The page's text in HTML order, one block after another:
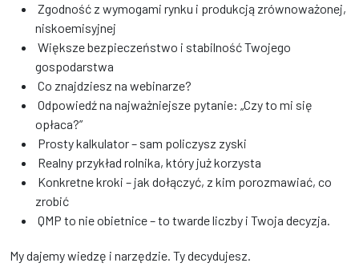
Zgodność z wymogami rynku i produkcją zrównoważonej,
niskoemisyjnej
Większe bezpieczeństwo i stabilność Twojego
gospodarstwa
Co znajdziesz na webinarze?
Odpowiedź na najważniejsze pytanie: „Czy to mi się
opłaca?”
Prosty kalkulator – sam policzysz zyski
Realny przykład rolnika, który już korzysta
Konkretne kroki – jak dołączyć, z kim porozmawiać, co
zrobić
QMP to nie obietnice – to twarde liczby i Twoja decyzja.
My dajemy wiedzę i narzędzie. Ty decydujesz.